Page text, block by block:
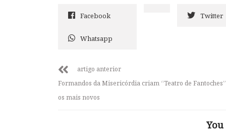
Facebook Twitter
Whatsapp
artigo anterior
Formandos da Misericórdia criam “Teatro de
os mais novos